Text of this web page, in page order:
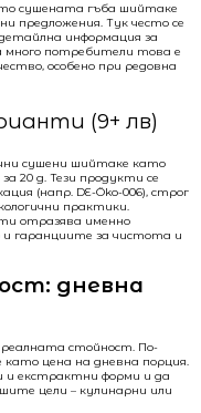
сушената гъба шийтаке
предложения. Тук често се
информация за
много потребители това е
особено при редовна
(9+ лв)
сушени шийтаке като
20 g. Тези продукти се
(напр. DE-Öko-006), строг
практики.
отразява именно
и гаранциите за чистота и
дневна
стойност. По-
като цена на дневна порция.
и екстрактни форми и да
цели – кулинарни или